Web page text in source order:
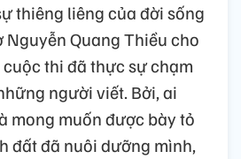
thiêng liêng của đời sống
Nguyễn Quang Thiều cho
thi đã thực sự chạm
người viết. Bởi, ai
mong muốn được bày tỏ
đất đã nuôi dưỡng mình,